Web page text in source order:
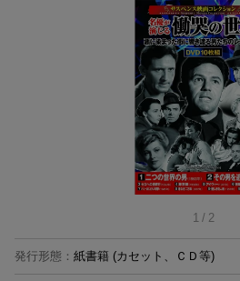
1 / 2
発行形態 ： 紙書籍 (カセット、ＣＤ等)